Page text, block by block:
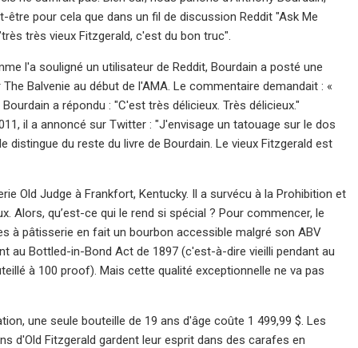
pour cela que dans un fil de discussion Reddit "Ask Me
très vieux Fitzgerald, c'est du bon truc".
l'a souligné un utilisateur de Reddit, Bourdain a posté une
Balvenie au début de l'AMA. Le commentaire demandait : «
a répondu : "C'est très délicieux. Très délicieux."
il a annoncé sur Twitter : "J'envisage un tatouage sur le dos
distingue du reste du livre de Bourdain. Le vieux Fitzgerald est
Old Judge à Frankfort, Kentucky. Il a survécu à la Prohibition et
Alors, qu’est-ce qui le rend si spécial ? Pour commencer, le
à pâtisserie en fait un bourbon accessible malgré son ABV
au Bottled-in-Bond Act de 1897 (c'est-à-dire vieilli pendant au
à 100 proof). Mais cette qualité exceptionnelle ne va pas
une seule bouteille de 19 ans d'âge coûte 1 499,99 $. Les
d'Old Fitzgerald gardent leur esprit dans des carafes en